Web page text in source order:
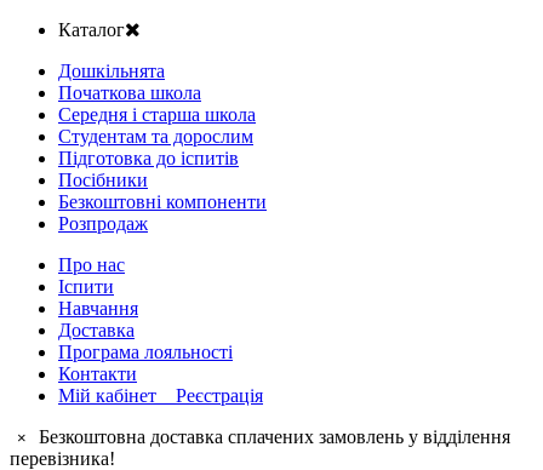
Каталог
Дошкільнята
Початкова школа
Середня і старша школа
Студентам та дорослим
Підготовка до іспитів
Посібники
Безкоштовні компоненти
Розпродаж
Про нас
Іспити
Навчання
Доставка
Програма лояльності
Контакти
Мій кабінет Реєстрація
×
Безкоштовна доставка сплачених замовлень у відділення
перевізника!